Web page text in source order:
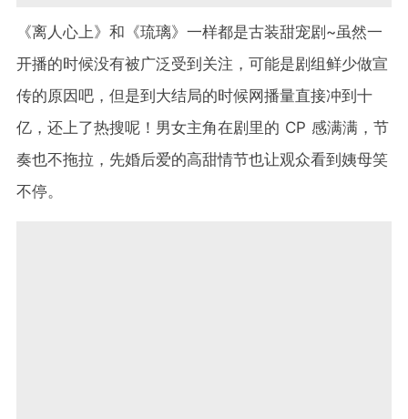
《离人心上》和《琉璃》一样都是古装甜宠剧~虽然一
开播的时候没有被广泛受到关注，可能是剧组鲜少做宣
传的原因吧，但是到大结局的时候网播量直接冲到十
亿，还上了热搜呢！男女主角在剧里的 CP 感满满，节
奏也不拖拉，先婚后爱的高甜情节也让观众看到姨母笑
不停。